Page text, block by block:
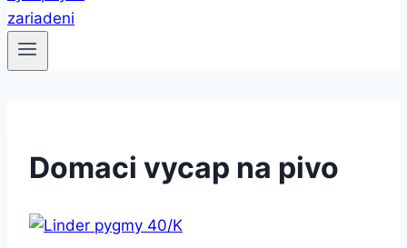
Domaci vycap na pivo